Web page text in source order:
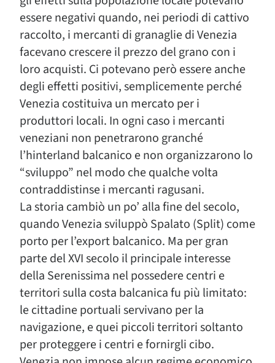
essere negativi quando, nei periodi di cattivo
raccolto, i mercanti di granaglie di Venezia
facevano crescere il prezzo del grano con i
loro acquisti. Ci potevano però essere anche
degli effetti positivi, semplicemente perché
Venezia costituiva un mercato per i
produttori locali. In ogni caso i mercanti
veneziani non penetrarono granché
l’hinterland balcanico e non organizzarono lo
“sviluppo” nel modo che qualche volta
contraddistinse i mercanti ragusani.
La storia cambiò un po’ alla fine del secolo,
quando Venezia sviluppò Spalato (Split) come
porto per l’export balcanico. Ma per gran
parte del XVI secolo il principale interesse
della Serenissima nel possedere centri e
territori sulla costa balcanica fu più limitato:
le cittadine portuali servivano per la
navigazione, e quei piccoli territori soltanto
per proteggere i centri e fornirgli cibo.